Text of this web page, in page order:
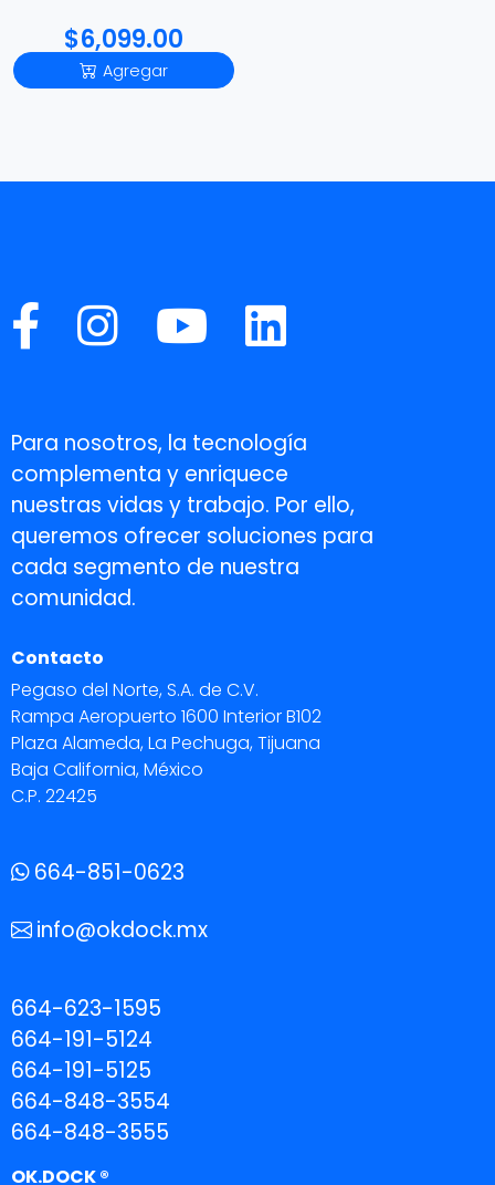
$6,099.00
Agregar
Para nosotros, la tecnología
complementa y enriquece
nuestras vidas y trabajo. Por ello,
queremos ofrecer soluciones para
cada segmento de nuestra
comunidad.
Contacto
Pegaso del Norte, S.A. de C.V.
Rampa Aeropuerto 1600 Interior B102
Plaza Alameda, La Pechuga, Tijuana
Baja California, México
C.P. 22425
664-851-0623
info@okdock.mx
664-623-1595
664-191-5124
664-191-5125
664-848-3554
664-848-3555
OK.DOCK ®